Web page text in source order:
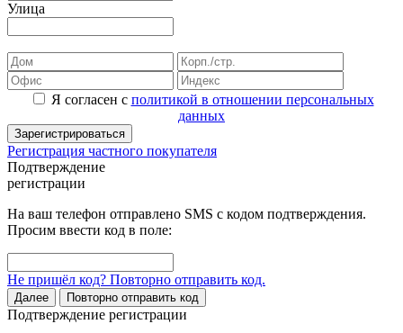
Улица
Я согласен с политикой в отношении персональных
данных
Зарегистрироваться
Регистрация частного покупателя
Подтверждение
регистрации
На ваш телефон отправлено SMS с кодом подтверждения.
Просим ввести код в поле:
Не пришёл код? Повторно отправить код.
Далее Повторно отправить код
Подтверждение регистрации